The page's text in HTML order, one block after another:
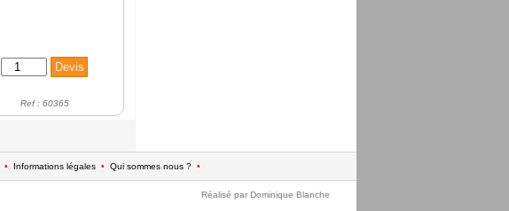
Ref : 60365
• Informations légales • Qui sommes nous ? •
Réalisé par Dominique Blanche